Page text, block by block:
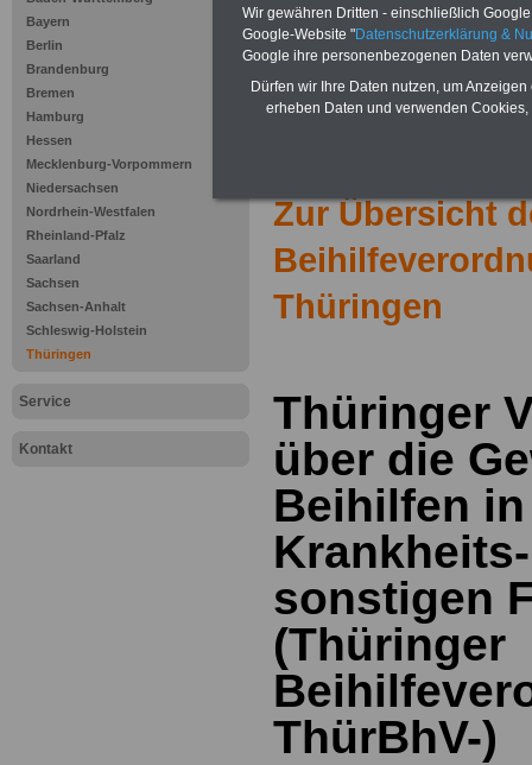
Bayern
Berlin
Brandenburg
Bremen
Hamburg
Hessen
Mecklenburg-Vorpommern
Niedersachsen
Nordrhein-Westfalen
Rheinland-Pfalz
Saarland
Sachsen
Sachsen-Anhalt
Schleswig-Holstein
Thüringen
Service
Kontakt
Zu Indikationen von A bis Z und
Zur Übersicht
Thüringen
Thüringer
über die
Beihilfen
sonstigen
(Thüringer
ThürBhV-)
Wir gewähren Dritten - einschließlich
Google-Website "Datenschutzerklärung &
Google ihre personenbezogenen Daten
Dürfen wir Ihre Daten nutzen, um
erheben Daten und verwenden